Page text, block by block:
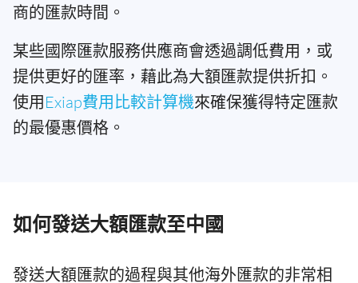
商的匯款時間。
某些國際匯款服務供應商會透過調低費用，或
提供更好的匯率，藉此為大額匯款提供折扣。
使用Exiap費用比較計算機來確保獲得特定匯款
的最優惠價格。
如何發送大額匯款至中國
發送大額匯款的過程與其他海外匯款的非常相